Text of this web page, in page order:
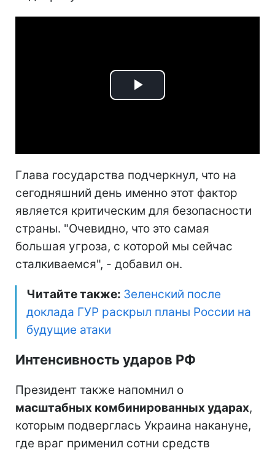
Play
Глава государства подчеркнул, что на
сегодняшний день именно этот фактор
является критическим для безопасности
страны. "Очевидно, что это самая
большая угроза, с которой мы сейчас
сталкиваемся", - добавил он.
Читайте также: Зеленский после
доклада ГУР раскрыл планы России на
будущие атаки
Интенсивность ударов РФ
Президент также напомнил о
масштабных комбинированных ударах,
которым подверглась Украина накануне,
где враг применил сотни средств